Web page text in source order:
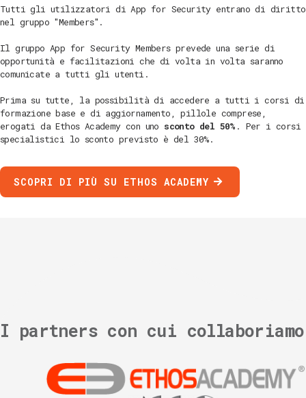
Tutti gli utilizzatori di App for Security entrano di diritto
nel gruppo "Members".
Il gruppo App for Security Members prevede una serie di
opportunità e facilitazioni che di volta in volta saranno
comunicate a tutti gli utenti.
Prima su tutte, la possibilità di accedere a tutti i corsi di
formazione base e di aggiornamento, pillole comprese,
erogati da Ethos Academy con uno sconto del 50% . Per i corsi
specialistici lo sconto previsto è del 30%.
SCOPRI DI PIÙ SU ETHOS ACADEMY
I partners con cui collaboriamo